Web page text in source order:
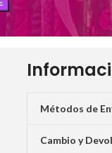
Métodos de
Cambio y